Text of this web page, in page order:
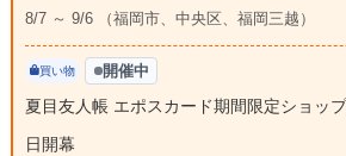
8/7 ～ 9/6 （福岡市、中央区、福岡三越）
買い物 開催中
夏目友人帳 エポスカード期間限定ショッ
日開幕